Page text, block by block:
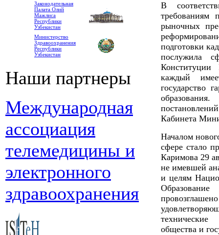
Законодательная
Палата Олий
Мажлиса
Республики
Узбекистан
Министерство
Здравоохранения
Республики
Узбекистан
Наши партнеры
Международная
ассоциация
телемедицины и
электронного
здравоохранения
В
требованиям
рыночных
подготовки
послужила
Конституции
каждый
государство
Кабинета
Началом
сфере стало
Каримова 29
не имевшей
и целям
общества и